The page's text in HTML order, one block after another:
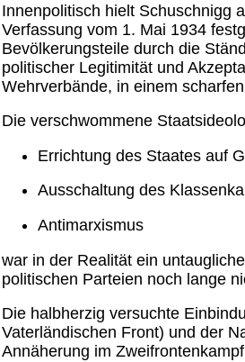
Innenpolitisch hielt Schuschnigg
Verfassung vom 1. Mai 1934
Bevölkerungsteile durch die
politischer Legitimität und
Wehrverbände, in einem
Die verschwommene
Errichtung des Staates auf
Ausschaltung des
Antimarxismus
war in der Realität ein
politischen Parteien noch lange
Die halbherzig versuchte
Vaterländischen Front) und der
Annäherung im